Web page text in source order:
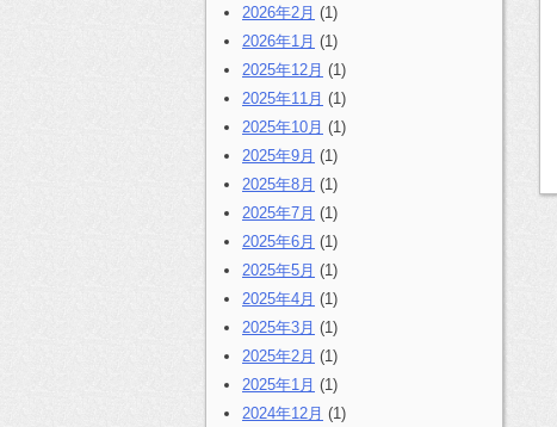
2026年2月 (1)
2026年1月 (1)
2025年12月 (1)
2025年11月 (1)
2025年10月 (1)
2025年9月 (1)
2025年8月 (1)
2025年7月 (1)
2025年6月 (1)
2025年5月 (1)
2025年4月 (1)
2025年3月 (1)
2025年2月 (1)
2025年1月 (1)
2024年12月 (1)